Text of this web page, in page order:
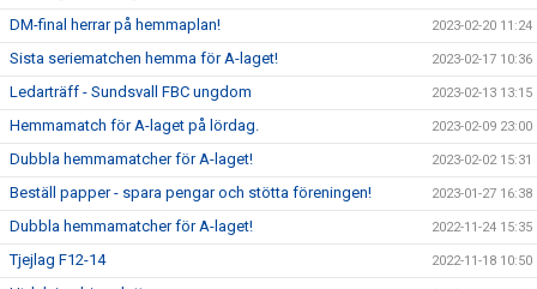
DM-final herrar på hemmaplan! 2023-02-20 11:24
Sista seriematchen hemma för A-laget! 2023-02-17 10:36
Ledarträff - Sundsvall FBC ungdom 2023-02-13 13:15
Hemmamatch för A-laget på lördag. 2023-02-09 23:00
Dubbla hemmamatcher för A-laget! 2023-02-02 15:31
Beställ papper - spara pengar och stötta föreningen! 2023-01-27 16:38
Dubbla hemmamatcher för A-laget! 2022-11-24 15:35
Tjejlag F12-14 2022-11-18 10:50